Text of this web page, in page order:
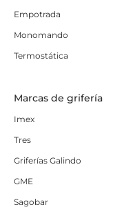
Empotrada
Monomando
Termostática
Marcas de grifería
Imex
Tres
Griferías Galindo
GME
Sagobar